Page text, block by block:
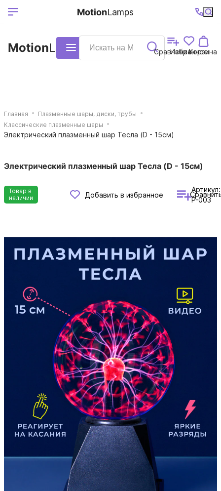
Ваш регион
Выберите ваш
+7 (495)740-
38-68
График
работы
MotionLamps Каталог Сравнение
Избранное
Корзина
MotionLamps
Главная
Плазменные шары, диски, трубы
Классические плазменные шары
Электрический плазменный шар Тесла (D - 15см)
Электрический плазменный шар Тесла (D - 15см)
Товар в
наличии
Добавить в избранное
Артикул:
P-003